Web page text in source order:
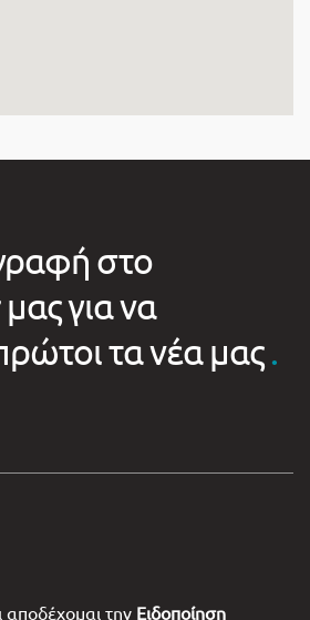
στο
για να
τα νέα μας.
την Ειδοποίηση